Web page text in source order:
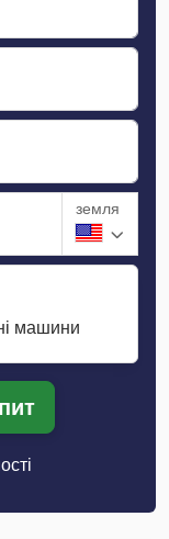
земля
машини